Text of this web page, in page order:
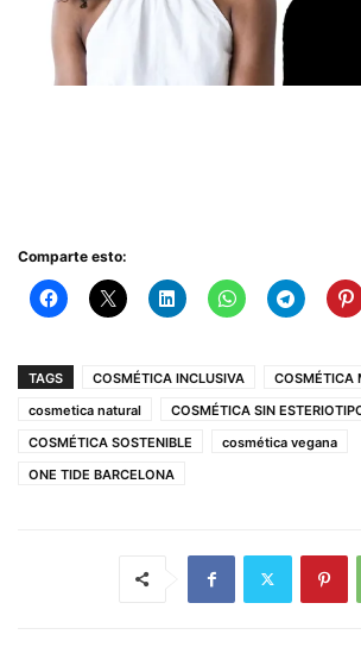
Comparte esto:
TAGS COSMÉTICA INCLUSIVA
COSMÉTICA
cosmetica natural
COSMÉTICA SIN
COSMÉTICA SOSTENIBLE
cosmética vegana
ONE TIDE BARCELONA